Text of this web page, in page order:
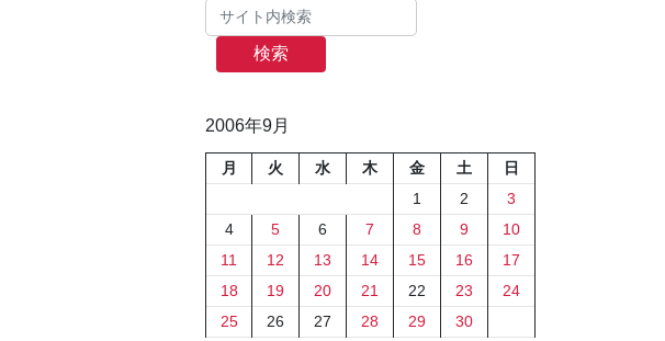
検索
2006年9月
月 火 水 木 金 土
日
1
2
3
4
5 6 7 8 9
10
11
12 13 14 15 16
17
18
19 20 21 22 23
24
25
26 27 28 29 30